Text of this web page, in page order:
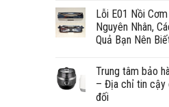
Lỗi E01 Nồi
Nguyên Nhân,
Quả Bạn Nên
Trung tâm bảo
– Địa chỉ tin cậy
đối